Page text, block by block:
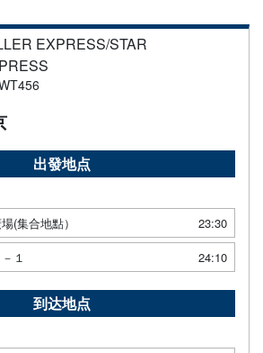
EXPRESS/STAR
出發地点
(集合地點）
23:30
１
24:10
到达地点